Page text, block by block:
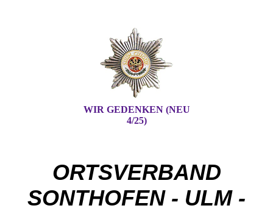
WIR GEDENKEN (NEU
4/25)
ORTSVERBAND
SONTHOFEN - ULM -